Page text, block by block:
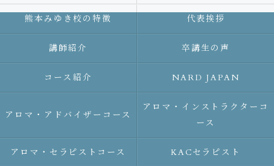
熊本みゆき校の特徴 代表挨拶
講師紹介 卒講生の声
コース紹介 NARD JAPAN
アロマ・アドバイザーコース
アロマ・インストラクターコ
ース
アロマ・セラピストコース KACセラピスト